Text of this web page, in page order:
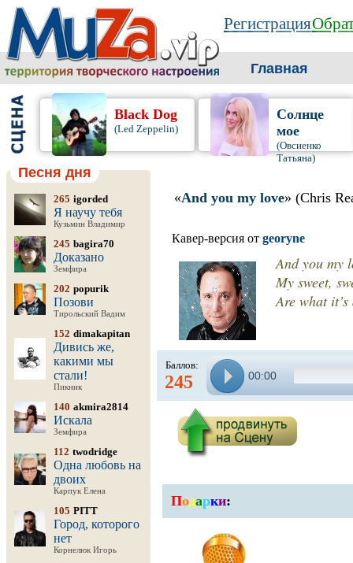
Регистрация
Главная
Black Dog
(Led Zeppelin)
Солнце
мое
(Овсиенко
Татьяна)
Песня дня
265 igorded
Я научу тебя
Кузьмин Владимир
245 bagira70
Доказано
Земфира
202 popurik
Позови
Тирольский Вадим
152 dimakapitan
Дивись же,
какими мы
стали!
Пикник
140 akmira2814
Искала
Земфира
112 twodridge
Одна любовь на
двоих
Карпук Елена
105 PITT
Город, которого
нет
Корнелюк Игорь
«And you my love» (Chris
Кавер-версия от georyne
And you my
My sweet,
Are what
Баллов:
245 00:00
Подарки: